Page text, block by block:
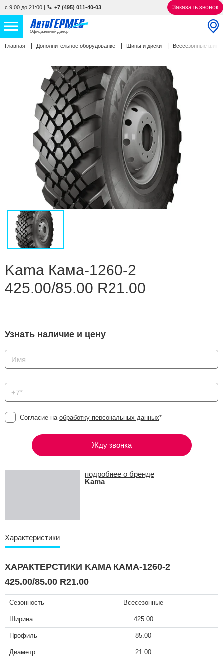
с 9:00 до 21:00 | +7 (495) 011-40-03 Заказать звонок
Официальный дилер
НОВЫЕ АВТОМОБИЛИ 4869 авто
С ПРОБЕГОМ 850 авто
УСЛУГИ
АКЦИИ
О КОМПАНИИ
КОНТАКТЫ
Избранное
Сравнение
Главная Дополнительное оборудование Шины и диски Всесезонные
Kama Кама-1260-2
425.00/85.00 R21.00
Узнать наличие и цену
Согласие на обработку персональных данных*
Жду звонка
подробнее о бренде
Kama
Характеристики
ХАРАКТЕРСТИКИ KAMA КАМА-1260-2
425.00/85.00 R21.00
Сезонность Всесезонные
Ширина 425.00
Профиль 85.00
Диаметр 21.00